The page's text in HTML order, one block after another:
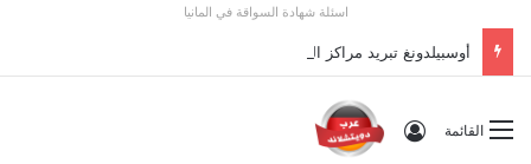
اسئلة شهادة السواقة في المانيا
أوسبيلدونغ تبريد مراكز البيانات في ألمانيا 2026: الأجور والشروط
القائمة تسجيل الدخول